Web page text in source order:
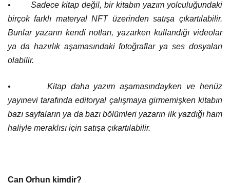
• Sadece kitap değil, bir kitabın yazım yolculuğundaki
birçok farklı materyal NFT üzerinden satışa çıkartılabilir.
Bunlar yazarın kendi notları, yazarken kullandığı videolar
ya da hazırlık aşamasındaki fotoğraflar ya ses dosyaları
olabilir.
• Kitap daha yazım aşamasındayken ve henüz
yayınevi tarafında editoryal çalışmaya girmemişken kitabın
bazı sayfaların ya da bazı bölümleri yazarın ilk yazdığı ham
haliyle meraklısı için satışa çıkartılabilir.
Can Orhun kimdir?